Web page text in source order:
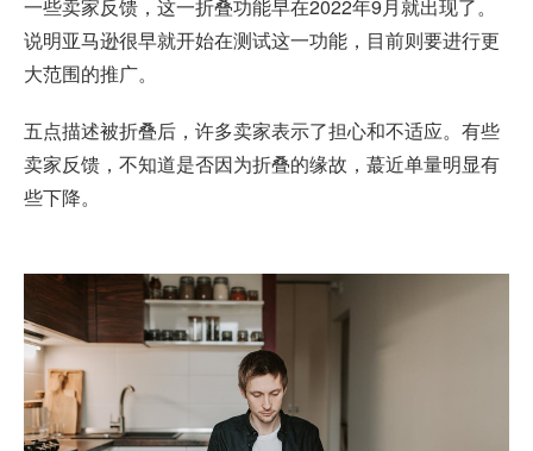
一些卖家反馈，这一折叠功能早在2022年9月就出现了。
说明亚马逊很早就开始在测试这一功能，目前则要进行更
大范围的推广。
五点描述被折叠后，许多卖家表示了担心和不适应。有些
卖家反馈，不知道是否因为折叠的缘故，蕞近单量明显有
些下降。